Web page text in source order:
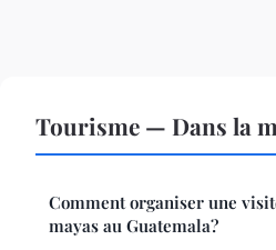
Tourisme — Dans la
Comment organiser une
mayas au Guatemala?